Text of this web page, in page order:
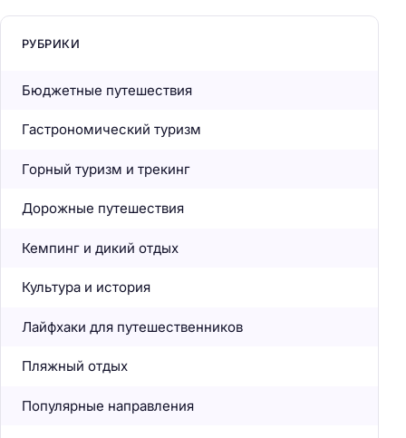
РУБРИКИ
Бюджетные путешествия
Гастрономический туризм
Горный туризм и трекинг
Дорожные путешествия
Кемпинг и дикий отдых
Культура и история
Лайфхаки для путешественников
Пляжный отдых
Популярные направления